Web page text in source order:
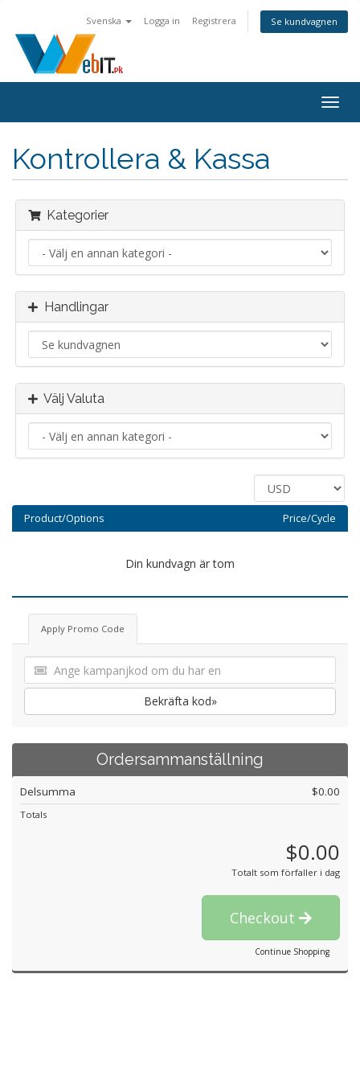
Svenska Logga in Registrera Se kundvagnen
Kontrollera & Kassa
Kategorier
Handlingar
Välj Valuta
Product/Options Price/Cycle
Din kundvagn är tom
Apply Promo Code
Bekräfta kod»
Ordersammanställning
Delsumma $0.00
Totals
$0.00
Totalt som förfaller i dag
Checkout
Continue Shopping